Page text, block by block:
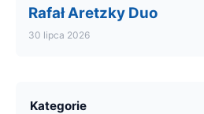
Rafał Aretzky Duo
30 lipca 2026
Kategorie